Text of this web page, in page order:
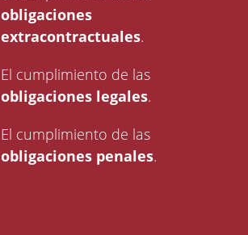
obligaciones
extracontractuales.
El cumplimiento de las
obligaciones legales.
El cumplimiento de las
obligaciones penales.